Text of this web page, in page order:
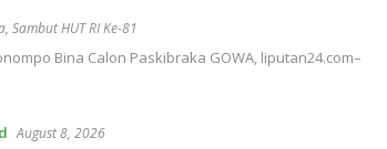
, Sambut HUT RI Ke-81
Bina Calon Paskibraka GOWA, liputan24.com–
August 8, 2026